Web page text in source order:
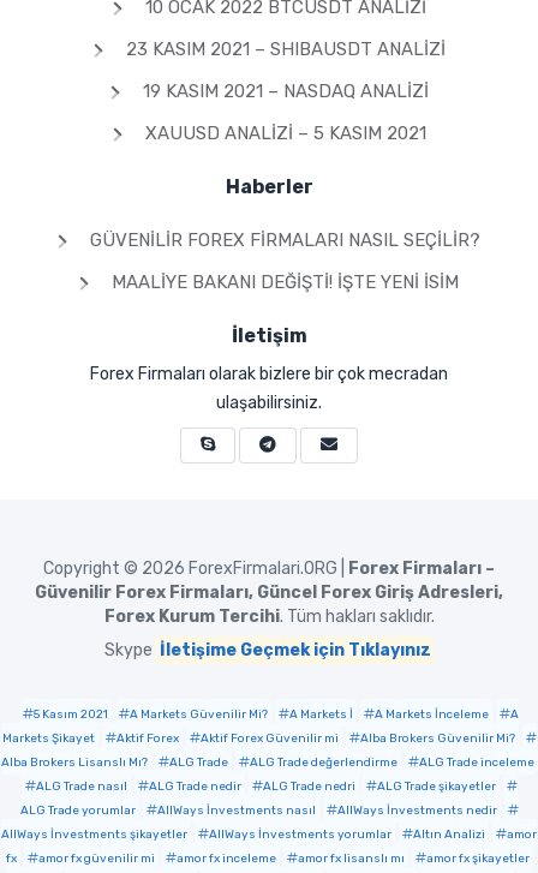
10 OCAK 2022 BTCUSDT ANALIZI
23 KASIM 2021 – SHIBAUSDT ANALIZI
19 KASIM 2021 – NASDAQ ANALIZI
XAUUSD ANALIZI – 5 KASIM 2021
Haberler
GÜVENILIR FOREX FIRMALARI NASIL SEÇILIR?
MAALIYE BAKANI DEĞIŞTI! İŞTE YENI İSIM
İletişim
Forex Firmaları olarak bizlere bir çok mecradan
ulaşabilirsiniz.
Copyright © 2026 ForexFirmalari.ORG |
Forex Firmaları –
Güvenilir Forex Firmaları, Güncel Forex Giriş Adresleri,
Forex Kurum Tercihi. Tüm hakları saklıdır.
Skype İletişime Geçmek için Tıklayınız
5 Kasım 2021 A Markets Güvenilir Mi? A Markets İ A Markets İnceleme
A
Markets Şikayet
Aktif Forex Aktif Forex Güvenilir mi
Alba Brokers Güvenilir Mi?
Alba Brokers Lisanslı Mı?
ALG Trade ALG Trade değerlendirme
ALG Trade inceleme
ALG Trade nasıl
ALG Trade nedir ALG Trade nedri
ALG Trade şikayetler
ALG Trade yorumlar
AllWays İnvestments nasıl
AllWays İnvestments nedir
AllWays İnvestments şikayetler
AllWays İnvestments yorumlar Altın Analizi
amor
fx
amor fx güvenilir mi amor fx inceleme amor fx lisanslı mı
amor fx şikayetler